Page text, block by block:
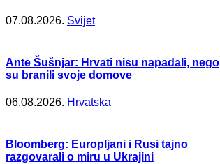
07.08.2026. Svijet
Ante Šušnjar: Hrvati nisu napadali, nego
su branili svoje domove
06.08.2026. Hrvatska
Bloomberg: Europljani i Rusi tajno
razgovarali o miru u Ukrajini